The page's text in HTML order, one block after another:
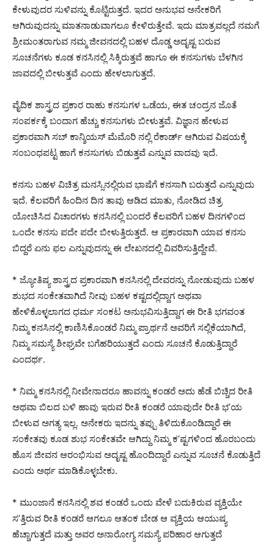
ಕೇಳುವುದರ ಸುಳಿವನ್ನು ಕೊಟ್ಟಿರುತ್ತದೆ. ಇದರ ಅನುಭವ ಅನೇಕರಿಗೆ
ಆಗಿರುವುದನ್ನು ಮಾತನಾಡುವಾಗಲೂ ಕೇಳಿರುತ್ತೇವೆ. ಇದು ಮಾತ್ರವಲ್ಲದೆ ನಮಗೆ
ಶ್ರೀಮಂತರಾಗುವ ನಮ್ಮ ಜೀವನದಲ್ಲಿ ಬಹಳ ದೊಡ್ಡ ಅದೃಷ್ಟ ಬರುವ
ಸೂಚನೆಗಳು ಕೂಡ ಕನಸಿನಲ್ಲಿ ಸಿಕ್ಕಿರುತ್ತವೆ ಹಾಗೂ ಈ ಕನಸುಗಳು ಬೆಳಗಿನ
ಜಾವದಲ್ಲಿ ಬೀಳುತ್ತವೆ ಎಂದು ಹೇಳಲಾಗುತ್ತದೆ.
ವೈದಿಕ ಶಾಸ್ತ್ರದ ಪ್ರಕಾರ ರಾಹು ಕನಸುಗಳ ಒಡೆಯ, ಈತ ಚಂದ್ರನ ಜೊತೆ
ಸಂಪರ್ಕಕ್ಕೆ ಬಂದಾಗ ಹೆಚ್ಚು ಕನಸುಗಳು ಬೀಳುತ್ತವೆ. ವಿಜ್ಞಾನ ಹೇಳುವ
ಪ್ರಕಾರವಾಗಿ ಸಬ್ ಕಾನ್ಶಿಯಸ್ ಮೆಮೊರಿ ನಲ್ಲಿ ರೆಕಾರ್ಡ್ ಆಗಿರುವ ವಿಷಯಕ್ಕೆ
ಸಂಬಂಧಪಟ್ಟ ಹಾಗೆ ಕನಸುಗಳು ಬಿಡುತ್ತವೆ ಎನ್ನುವ ವಾದವು ಇದೆ.
ಕನಸು ಬಹಳ ವಿಚಿತ್ರ ಮನಸ್ಸಿನಲ್ಲಿರುವ ಭಾಷೆಗೆ ಕನಸಾಗಿ ಬರುತ್ತದೆ ಎನ್ನುವುದು
ಇದೆ. ಕೆಲವರಿಗೆ ಹಿಂದಿನ ದಿನ ತಾವು ಆಡಿದ ಮಾತು, ನೋಡಿದ ಚಿತ್ರ
ಯೋಚಿಸಿದ ವಿಚಾರಗಳು ಕನಸಿನಲ್ಲಿ ಬಂದರೆ ಕೆಲವರಿಗೆ ಬಹಳ ದಿನಗಳಿಂದ
ಒಂದೇ ಕನಸು ಪದೇ ಪದೇ ಬೀಳುತ್ತಿರುತ್ತದೆ. ಆ ಪ್ರಕಾರವಾಗಿ ಯಾವ ಕನಸು
ಬಿದ್ದರೆ ಏನು ಫಲ ಎನ್ನುವುದನ್ನು ಈ ಲೇಖನದಲ್ಲಿ ವಿವರಿಸುತ್ತಿದ್ದೇವೆ.
* ಜ್ಯೋತಿಷ್ಯ ಶಾಸ್ತ್ರದ ಪ್ರಕಾರವಾಗಿ ಕನಸಿನಲ್ಲಿ ದೇವರನ್ನು ನೋಡುವುದು ಬಹಳ
ಶುಭದ ಸಂಕೇತವಾಗಿದೆ ನೀವು ಬಹಳ ಕಷ್ಟದಲ್ಲಿದ್ದಾಗ ಅಥವಾ
ಹೇಳಿಕೊಳ್ಳಲಾಗದ ಧರ್ಮ ಸಂಕಟ ಅನುಭವಿಸುತ್ತಿದ್ದಾಗ ಈ ರೀತಿ ಭಗವಂತ
ನಿಮ್ಮ ಕನಸಿನಲ್ಲಿ ಕಾಣಿಸಿಕೊಂಡರೆ ನಿಮ್ಮ ಪ್ರಾರ್ಥನೆ ಅವರಿಗೆ ಸಲ್ಲಿಕೆಯಾಗಿದೆ,
ನಿಮ್ಮ ಸಮಸ್ಯೆ ಶೀಘ್ರವೇ ಬಗೆಹರಿಯುತ್ತದೆ ಎಂದು ಸೂಚನೆ ಕೊಡುತ್ತಿದ್ದಾರೆ
ಎಂದರ್ಥ.
* ನಿಮ್ಮ ಕನಸಿನಲ್ಲಿ ನೀವೇನಾದರೂ ಹಾವನ್ನು ಕಂಡರೆ ಅದು ಹೆಡೆ ಬಿಚ್ಚಿದ ರೀತಿ
ಅಥವಾ ಬಿಲದ ಬಳಿ ಹಾವು ಇರುವ ರೀತಿ ಕಂಡರೆ ಯಾವುದೇ ರೀತಿ ಭ’ಯ
ಬೀಳುವ ಅಗತ್ಯ ಇಲ್ಲ. ಅನೇಕರು ಇದನ್ನು ತಪ್ಪು ತಿಳಿದುಕೊಂಡಿದ್ದಾರೆ ಈ
ಸಂಕೇತವು ಕೂಡ ಶುಭ ಸಂಕೇತವೇ ಆಗಿದ್ದು ನಿಮ್ಮ ಕ’ಷ್ಟಗಳಿಂದ ಹೊರಬಂದು
ಹೊಸ ಜೀವನ ಆರಂಭಿಸುವ ಅದೃಷ್ಟ ಹೊಂದಿದ್ದಾರೆ ಎನ್ನುವ ಸೂಚನೆ ಕೊಡುತ್ತಿದೆ
ಎಂದು ಅರ್ಥ ಮಾಡಿಕೊಳ್ಳಬೇಕು.
* ಮುಂಜಾನೆ ಕನಸಿನಲ್ಲಿ ಶವ ಕಂಡರೆ ಒಂದು ವೇಳೆ ಬದುಕಿರುವ ವ್ಯಕ್ತಿಯೇ
ಸ’ತ್ತಿರುವ ರೀತಿ ಕಂಡರೆ ಆಗಲೂ ಆತಂಕ ಬೇಡ ಆ ವ್ಯಕ್ತಿಯ ಆಯುಷ್ಯ
ಹೆಚ್ಚಾಗುತ್ತದೆ ಮತ್ತು ಅವರ ಅನಾರೋಗ್ಯ ಸಮಸ್ಯೆ ಪರಿಹಾರ ಆಗುತ್ತದೆ